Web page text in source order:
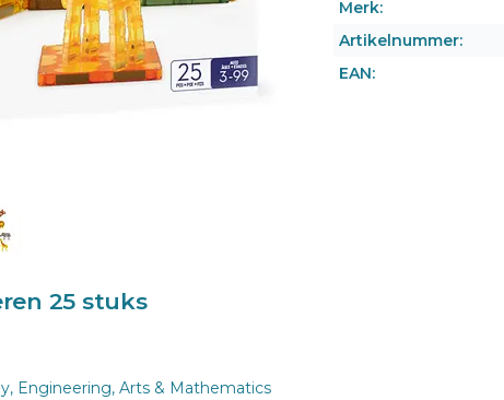
25 stuks
Engineering, Arts & Mathematics
Merk:
Artikelnummer:
EAN: